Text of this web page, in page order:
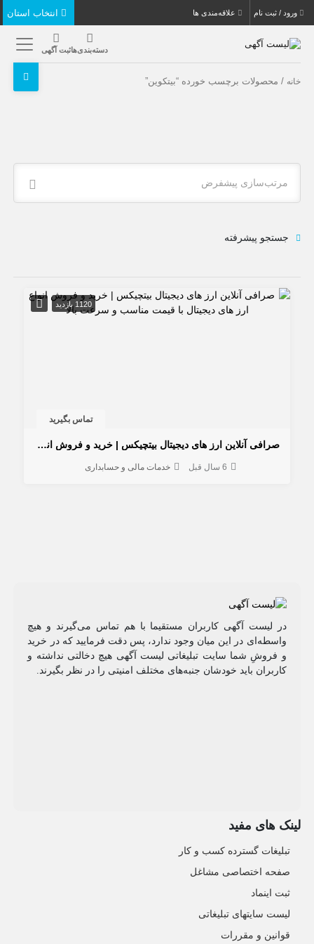
ورود / ثبت نام علاقه‌مندی ها
دسته‌بندی‌هاثبت آگهی
خانه / محصولات برچسب خورده “بیتکوین”
مرتب‌سازی پیشفرض
جستجو پیشرفته
1120 بازدید
تماس بگیرید
صرافی آنلاین ارز های دیجیتال بیتچیکس | خرید و فروش انواع ارز های دیجیتال با قیمت مناسب و سرعت بالا
6 سال قبل خدمات مالی و حسابداری
در لیست آگهی کاربران مستقیما با هم تماس می‌گیرند و هیچ
واسطه‌ای در این میان وجود ندارد، پس دقت فرمایید که در خرید
و فروشِ شما سایت تبلیغاتی لیست آگهی هیچ دخالتی نداشته و
کاربران باید خودشان جنبه‌های مختلف امنیتی را در نظر بگیرند.
لینک های مفید
تبلیغات گسترده کسب و کار
صفحه اختصاصی مشاغل
ثبت اینماد
لیست سایتهای تبلیغاتی
قوانین و مقررات